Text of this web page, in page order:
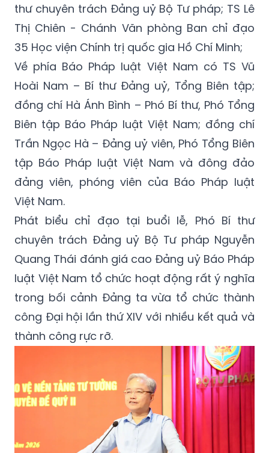
thư chuyên trách Đảng uỷ Bộ Tư pháp; TS Lê
Thị Chiên - Chánh Văn phòng Ban chỉ đạo
35 Học viện Chính trị quốc gia Hồ Chí Minh;
Về phía Báo Pháp luật Việt Nam có TS Vũ
Hoài Nam – Bí thư Đảng uỷ, Tổng Biên tập;
đồng chí Hà Ánh Bình – Phó Bí thư, Phó Tổng
Biên tập Báo Pháp luật Việt Nam; đồng chí
Trần Ngọc Hà – Đảng uỷ viên, Phó Tổng Biên
tập Báo Pháp luật Việt Nam và đông đảo
đảng viên, phóng viên của Báo Pháp luật
Việt Nam.
Phát biểu chỉ đạo tại buổi lễ, Phó Bí thư
chuyên trách Đảng uỷ Bộ Tư pháp Nguyễn
Quang Thái đánh giá cao Đảng uỷ Báo Pháp
luật Việt Nam tổ chức hoạt động rất ý nghĩa
trong bối cảnh Đảng ta vừa tổ chức thành
công Đại hội lần thứ XIV với nhiều kết quả và
thành công rực rỡ.